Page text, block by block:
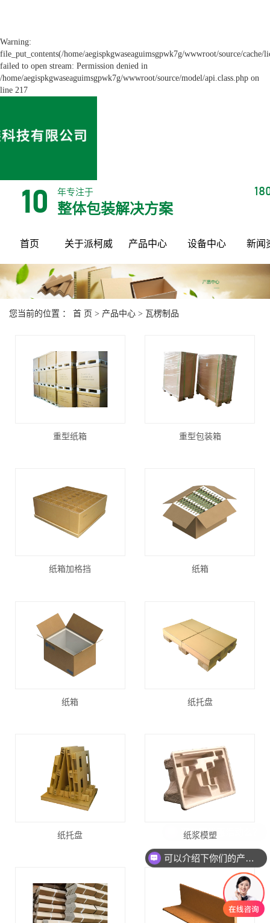
Warning:
file_put_contents(/home/aegispkgwaseaguimsgpwk7g/wwwroot/source/cache/
failed to open stream: Permission denied in
/home/aegispkgwaseaguimsgpwk7g/wwwroot/source/model/api.class.php on
line 217
10 年专注于
整体包装解决方案
首页 关于派柯威 产品中心 设备中心 新闻
您当前的位置 ： 首 页 > 产品中心 > 瓦楞制品
重型纸箱 重型包装箱
纸箱加格挡 纸箱
纸箱 纸托盘
纸托盘 纸浆模塑
可以介绍下你们的产品么？